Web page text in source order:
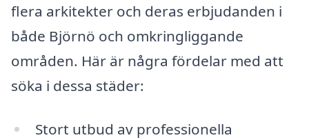
flera arkitekter och deras erbjudanden i
både Björnö och omkringliggande
områden. Här är några fördelar med att
söka i dessa städer:
Stort utbud av professionella